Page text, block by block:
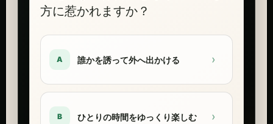
方に惹かれますか？
A 誰かを誘って外へ出かける ›
B ひとりの時間をゆっくり楽しむ ›